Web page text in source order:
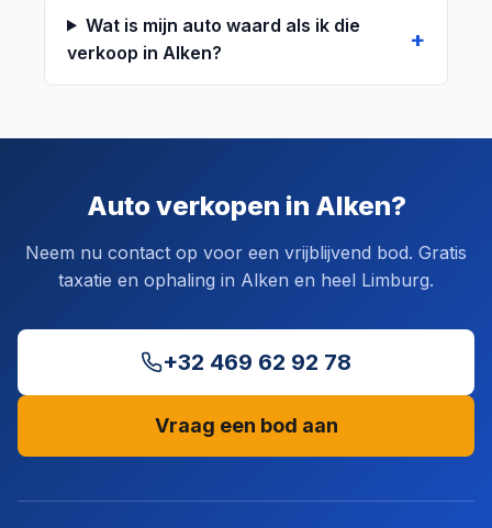
Wat is mijn auto waard als ik die
verkoop in Alken?
Auto verkopen in Alken?
Neem nu contact op voor een vrijblijvend bod. Gratis
taxatie en ophaling in Alken en heel Limburg.
+32 469 62 92 78
Vraag een bod aan